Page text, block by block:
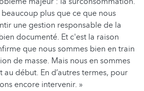
plus que ce que nous
une gestion responsable de la
documenté. Et c'est la raison
que nous sommes bien en train
de masse. Mais nous en sommes
début. En d’autres termes, pour
encore intervenir. »